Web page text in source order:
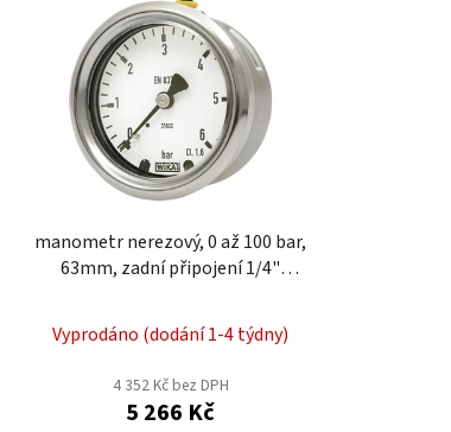
k
tmanometr nerezový, 0 až 100 bar,
63mm, zadní připojení 1/4"
Vyprodáno (dodání 1-4 týdny)
4 352 Kč bez DPH
5 266 Kč